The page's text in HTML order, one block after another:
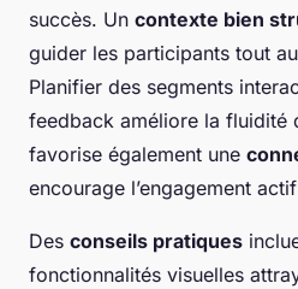
succès. Un contexte bien
guider les participants tout
Planifier des segments
feedback améliore la fluidité
favorise également une
encourage l’engagement
Des conseils pratiques
fonctionnalités visuelles